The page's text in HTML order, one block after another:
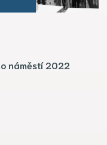
náměstí 2022